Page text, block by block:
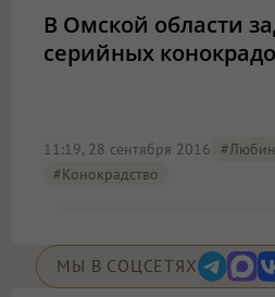
В Омской области
серийных
11:19, 28 сентября 2016
#конокрадство
МЫ В СОЦСЕТЯХ